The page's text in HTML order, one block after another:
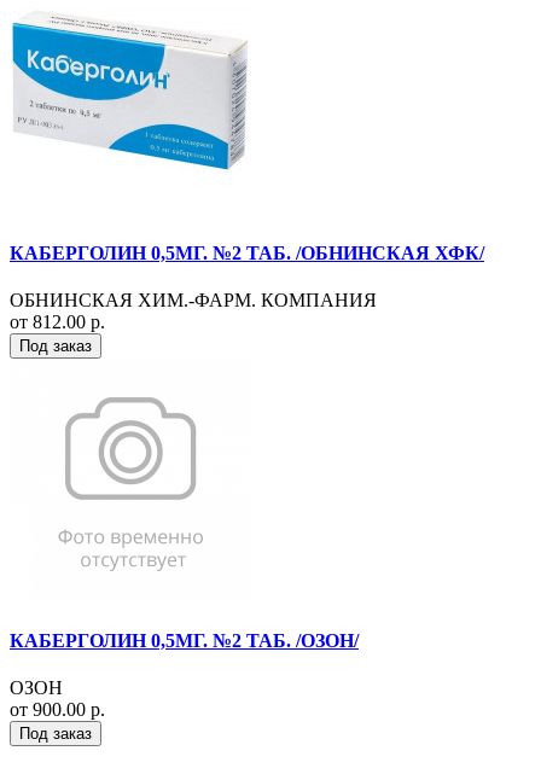
КАБЕРГОЛИН 0,5МГ. №2 ТАБ. /ОБНИНСКАЯ ХФК/
ОБНИНСКАЯ ХИМ.-ФАРМ. КОМПАНИЯ
от 812.00 р.
Под заказ
КАБЕРГОЛИН 0,5МГ. №2 ТАБ. /ОЗОН/
ОЗОН
от 900.00 р.
Под заказ